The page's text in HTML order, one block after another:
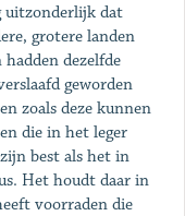
uitzonderlijk dat
grotere landen
dezelfde
geworden
zoals deze kunnen
die in het leger
best als het in
Het houdt daar in
voorraden die